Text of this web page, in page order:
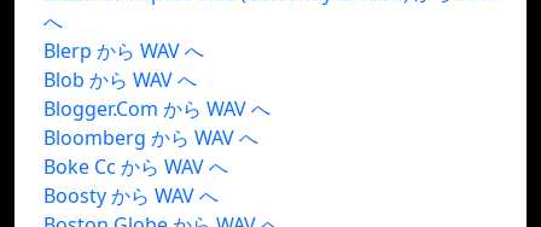
へ
Blerp から WAV へ
Blob から WAV へ
Blogger.Com から WAV へ
Bloomberg から WAV へ
Boke Cc から WAV へ
Boosty から WAV へ